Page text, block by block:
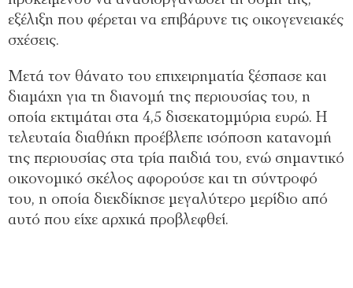
εξέλιξη που φέρεται να επιβάρυνε τις οικογενειακές
σχέσεις.
Μετά τον θάνατο του επιχειρηματία ξέσπασε και
διαμάχη για τη διανομή της περιουσίας του, η
οποία εκτιμάται στα 4,5 δισεκατομμύρια ευρώ. Η
τελευταία διαθήκη προέβλεπε ισόποση κατανομή
της περιουσίας στα τρία παιδιά του, ενώ σημαντικό
οικονομικό σκέλος αφορούσε και τη σύντροφό
του, η οποία διεκδίκησε μεγαλύτερο μερίδιο από
αυτό που είχε αρχικά προβλεφθεί.